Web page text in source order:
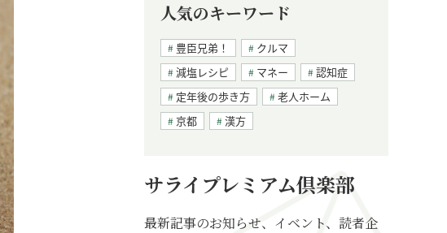
人気のキーワード
豊臣兄弟！
クルマ
減塩レシピ
マネー
認知症
定年後の歩き方
老人ホーム
京都
漢方
サライプレミアム倶楽部
最新記事のお知らせ、イベント、読者企